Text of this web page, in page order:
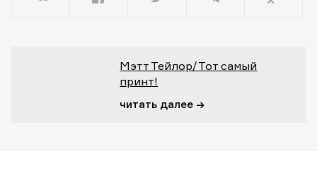
Мэтт Тейлор/Тот самый
принт!
читать далее →